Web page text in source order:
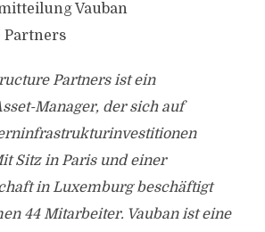
Vauban
Partners ist ein
Manager, der sich auf
Sitz in Paris und einer
in Luxemburg beschäftigt
44 Mitarbeiter. Vauban ist eine